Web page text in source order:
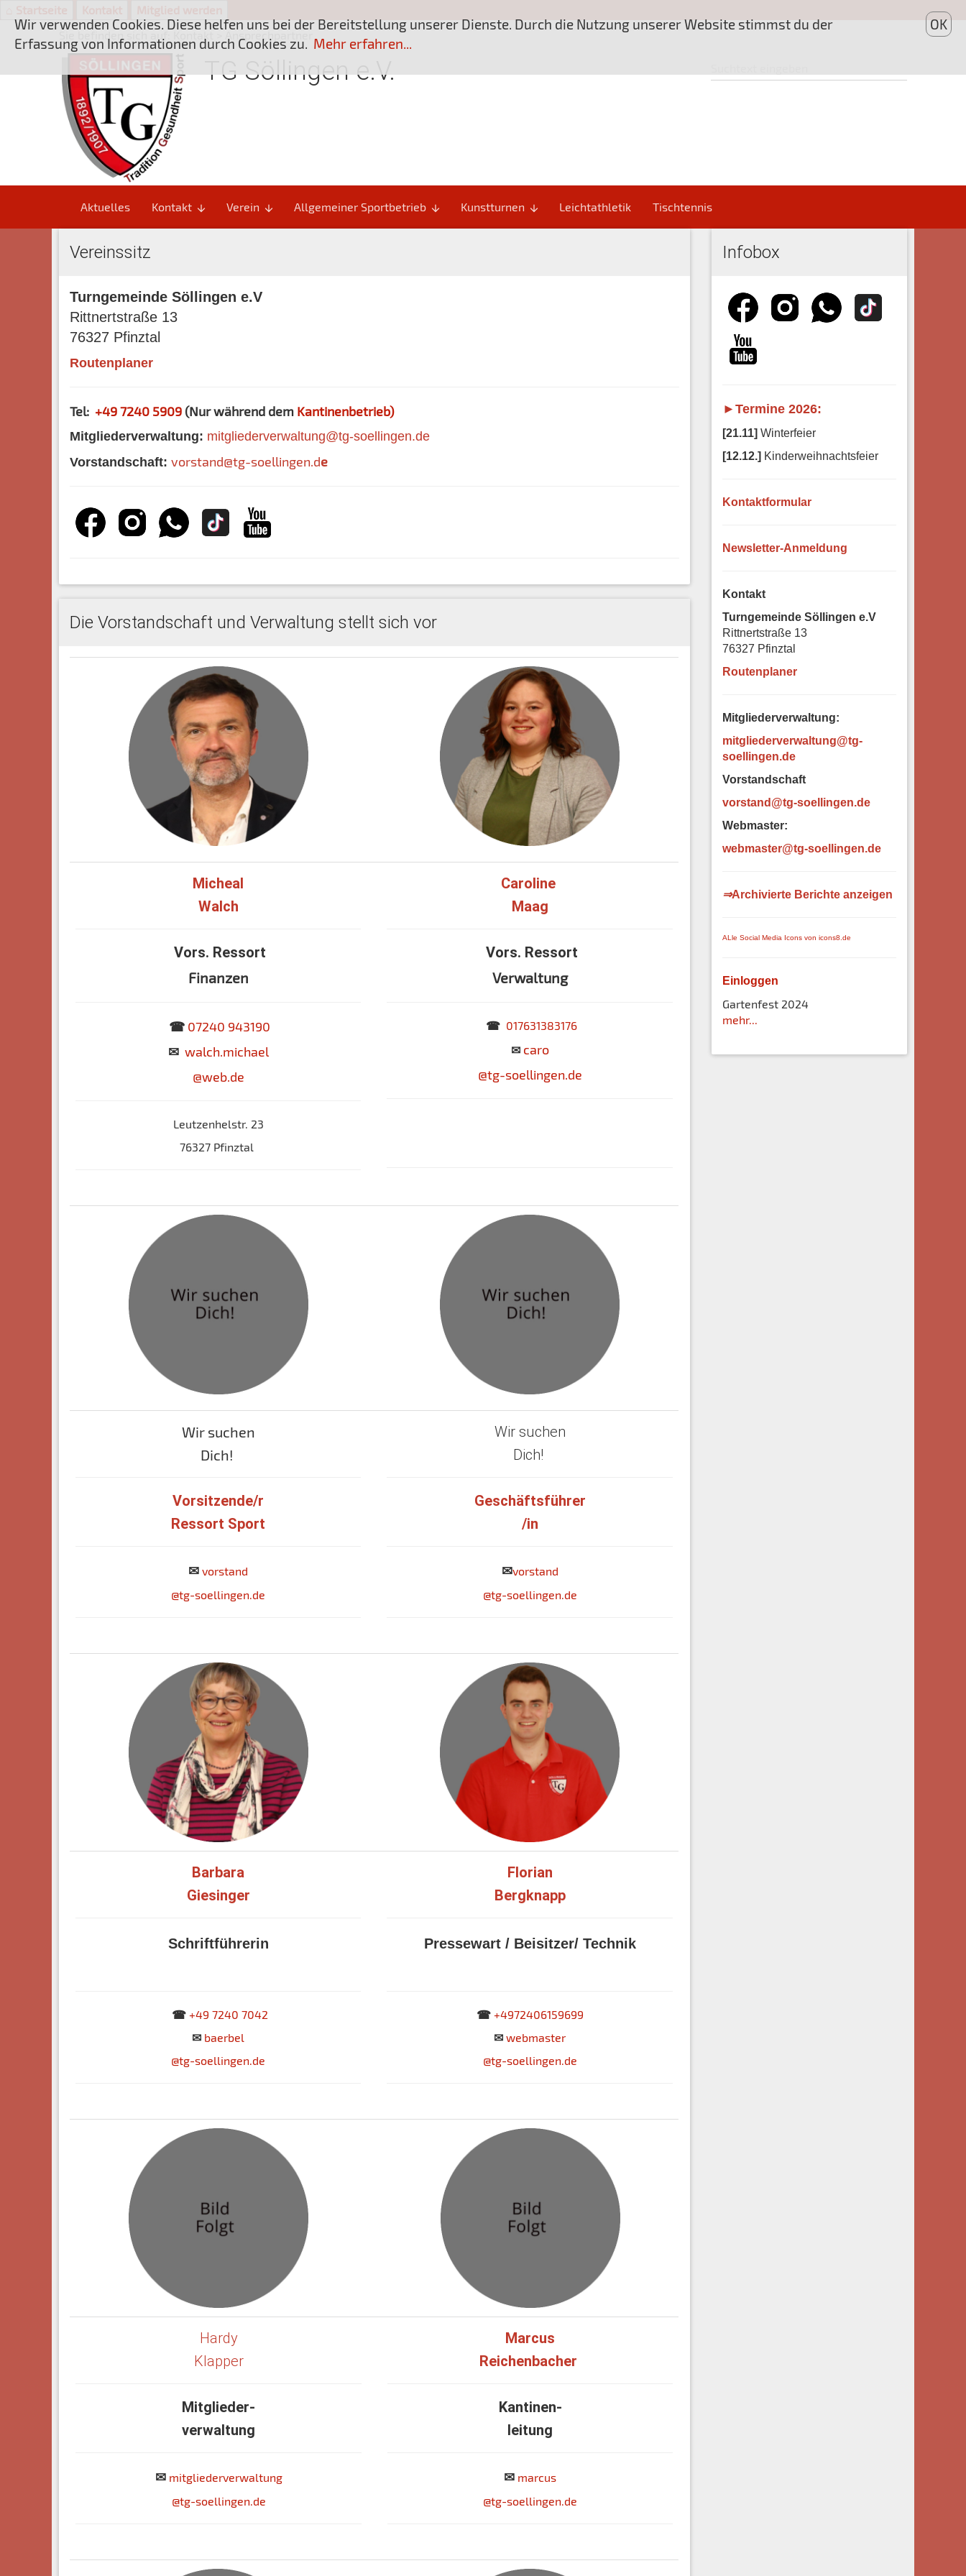
TG Söllingen e.V.
Aktuelles Kontakt arrow_downward Verein arrow_downward Allgemeiner Sportbetrieb arrow_downward Kunstturnen arrow_downward Leichtathletik Tischtennis
Vereinssitz
Turngemeinde Söllingen e.V
Rittnertstraße 13
76327 Pfinztal
Routenplaner
Tel: +49 7240 5909 (Nur während dem Kantinenbetrieb)
Mitgliederverwaltung: mitgliederverwaltung@tg-soellingen.de
Vorstandschaft: vorstand@tg-soellingen.de
Die Vorstandschaft und Verwaltung stellt sich vor
Micheal
Walch
Vors. Ressort
Finanzen
☎ 07240 943190
✉ walch.michael
@web.de
Leutzenhelstr. 23
76327 Pfinztal
Caroline
Maag
Vors. Ressort
Verwaltung
☎ 017631383176
✉ caro
@tg-soellingen.de
Wir suchen
Dich!
Vorsitzende/r
Ressort Sport
✉ vorstand
@tg-soellingen.de
Wir suchen
Dich!
Geschäftsführer
/in
✉vorstand
@tg-soellingen.de
Barbara
Giesinger
Schriftführerin
☎ +49 7240 7042
✉ baerbel
@tg-soellingen.de
Florian
Bergknapp
Pressewart / Beisitzer/ Technik
☎ +4972406159699
✉ webmaster
@tg-soellingen.de
Hardy
Klapper
Mitglieder-
verwaltung
✉ mitgliederverwaltung
@tg-soellingen.de
Marcus
Reichenbacher
Kantinen-
leitung
✉ marcus
@tg-soellingen.de
Infobox
►Termine 2026:
[21.11] Winterfeier
[12.12.] Kinderweihnachtsfeier
Kontaktformular
Newsletter-Anmeldung
Kontakt
Turngemeinde Söllingen e.V
Rittnertstraße 13
76327 Pfinztal
Routenplaner
Mitgliederverwaltung:
mitgliederverwaltung@tg-
soellingen.de
Vorstandschaft
vorstand@tg-soellingen.de
Webmaster:
webmaster@tg-soellingen.de
⇒Archivierte Berichte anzeigen
ALle Social Media Icons von icons8.de
Einloggen
Gartenfest 2024
mehr...
Wir verwenden Cookies. Diese helfen uns bei der Bereitstellung unserer Dienste. Durch die Nutzung unserer Website stimmst du der
Erfassung von Informationen durch Cookies zu. Mehr erfahren...
OK